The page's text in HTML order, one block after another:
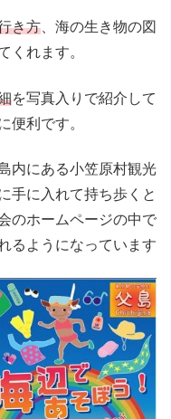
き方 、海の生き物の図
くれます。
を写真入りで紹介して
便利です。
内にある小笠原村観光
手に入れて持ち歩くと
のホームページの中で
るようになっています